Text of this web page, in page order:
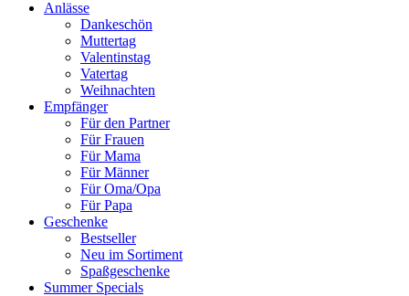
Anlässe
Dankeschön
Muttertag
Valentinstag
Vatertag
Weihnachten
Empfänger
Für den Partner
Für Frauen
Für Mama
Für Männer
Für Oma/Opa
Für Papa
Geschenke
Bestseller
Neu im Sortiment
Spaßgeschenke
Summer Specials